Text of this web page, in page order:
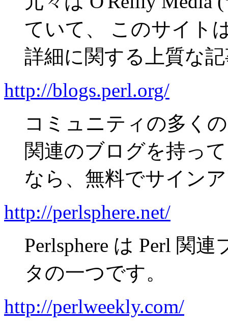
ていて、 このサイト
詳細に関する上質な
http://blogs.perl.org/
コミュニティの多く
関連のブログを持っ
なら、無料でサイン
http://perlsphere.net/
Perlsphere は Perl 関
タの一つです。
http://perlweekly.com/